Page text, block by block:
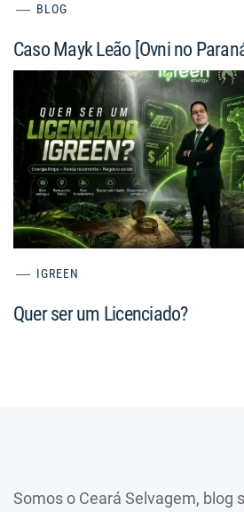
BLOG
Caso Mayk Leão [Ovni no
IGREEN
Quer ser um Licenciado?
Somos o Ceará Selvagem, blog